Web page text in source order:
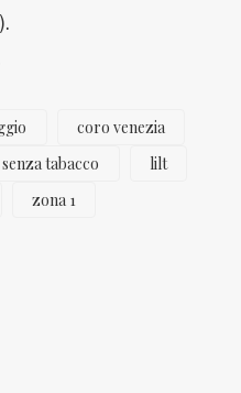
coro venezia
tabacco
lilt
zona 1